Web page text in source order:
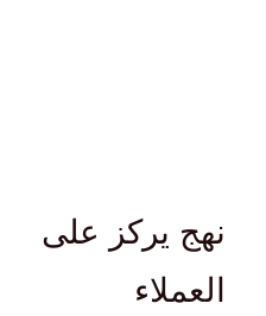
نهج يركز على
العملاء